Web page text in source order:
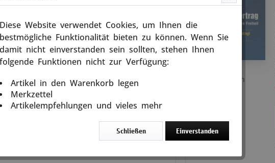
Wie Sie Ihre Privatsphäre schützen
Die digitale Welt bietet unzählige
Vorteile, doch sie birgt auch
heimtückisch sind. Mit diesem Buch
weiterlesen
Merken
Diese Website verwendet Cookies, um Ihnen die
bestmögliche Funktionalität bieten zu können. Wenn Sie
damit nicht einverstanden sein sollten, stehen Ihnen
folgende Funktionen nicht zur Verfügung:
Artikel in den Warenkorb legen
Merkzettel
Artikelempfehlungen und vieles mehr
Einverstanden
Schließen